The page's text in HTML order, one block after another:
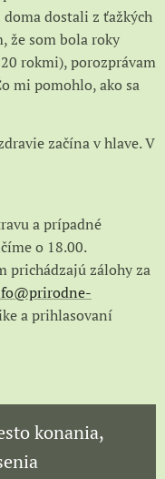
dostali z ťažkých
že som bola roky
rokmi), porozprávam
mi pomohlo, ako sa
začína v hlave. V
a prípadné
o 18.00.
prichádzajú zálohy za
a prihlasovaní
konania,